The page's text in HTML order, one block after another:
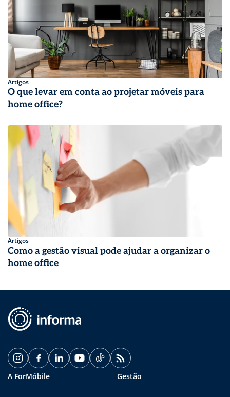
Artigos
O que levar em conta ao projetar móveis para
home office?
Artigos
Como a gestão visual pode ajudar a organizar o
home office
A ForMóbile Gestão